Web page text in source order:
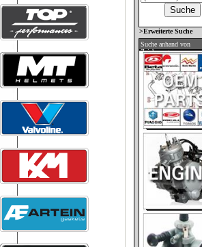
>Erweiterte Suche
Suche anhand von
Zeichnungen